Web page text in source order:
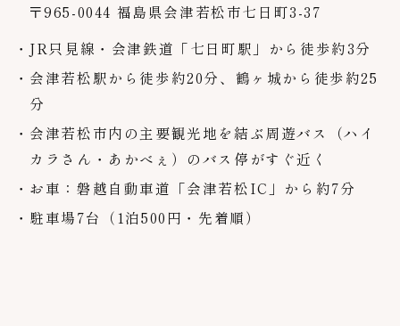
〒965-0044 福島県会津若松市七日町3-37
JR只見線・会津鉄道「七日町駅」から徒歩約3分
会津若松駅から徒歩約20分、鶴ヶ城から徒歩約25
分
会津若松市内の主要観光地を結ぶ周遊バス（ハイ
カラさん・あかべぇ）のバス停がすぐ近く
お車：磐越自動車道「会津若松IC」から約7分
駐車場7台（1泊500円・先着順）